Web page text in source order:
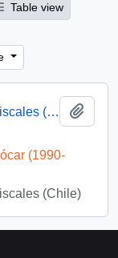
Table view
Agrupación Nacional de Empleados Fiscales (ANEF)
(1990-
(Chile)